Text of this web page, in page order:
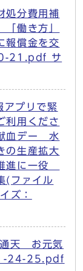
処分費用補
働き方」
報償金を交
21.pdf サ
プリで緊
利用くださ
血デー 水
の生産拡大
進に一役
(ファイル
ズ：
天 お元気
24-25.pdf